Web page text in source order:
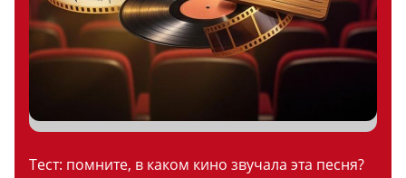
Тест: помните, в каком кино звучала эта песня?